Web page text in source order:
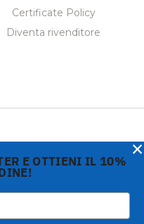
Certificate Policy
Diventa rivenditore
:+39 0573
E OTTIENI IL 10% ×